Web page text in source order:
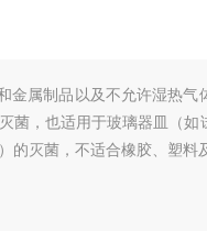
金属制品以及不允许湿热气
菌，也适用于玻璃器皿（
的灭菌，不适合橡胶、塑料